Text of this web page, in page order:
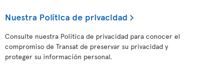
Nuestra Política de privacidad
Consulte nuestra Política de privacidad para conocer el
compromiso de Transat de preservar su privacidad y
proteger su información personal.